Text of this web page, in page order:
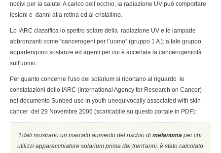
nocivi per la salute. A carico dell’occhio, la radiazione UV può comportare
lesioni e danni alla retina ed al cristallino.
Lo IARC classifica lo spettro solare della radiazione UV e le lampade
abbronzanti come “cancerogeni per l’uomo” (gruppo 1 A ): a tale gruppo
appartengono sostanze ed agenti per cui è accertata la cancerogenicità
sull'uomo.
Per quanto concerne l'uso dei solarium si riportano al riguardo le
constatazioni dello IARC (International Agency for Research on Cancer)
nel documento Sunbed use in youth unequivocally associated with skin
cancer del 29 Novembre 2006 (scaricabile su questo portale in PDF):
''I dati mostrano un marcato aumento del rischio di melanoma per chi
utilizzi apparecchiature solarium prima dei trent'anni: è stato calcolato